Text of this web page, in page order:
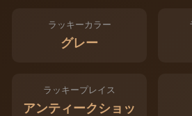
ラッキーカラー
グレー
ラッキープレイス
アンティークショッ